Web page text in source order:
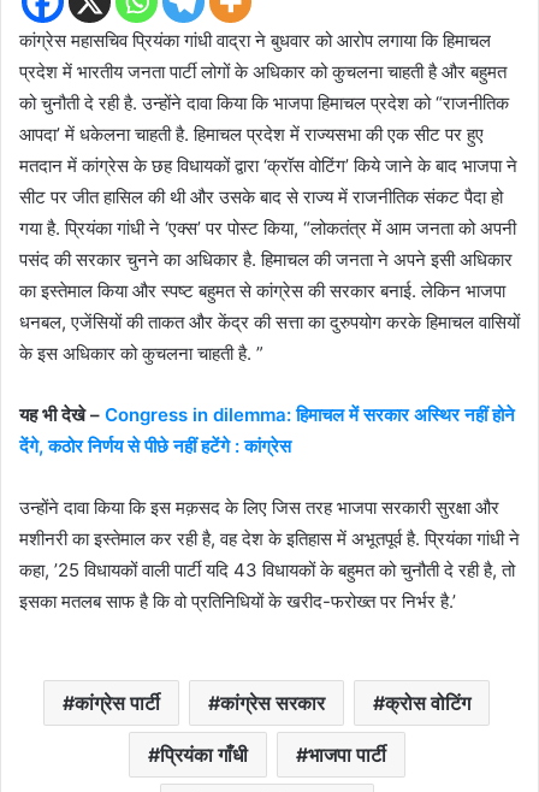
कांग्रेस महासचिव प्रियंका गांधी वाद्रा ने बुधवार को आरोप लगाया कि हिमाचल
प्रदेश में भारतीय जनता पार्टी लोगों के अधिकार को कुचलना चाहती है और बहुमत
को चुनौती दे रही है. उन्होंने दावा किया कि भाजपा हिमाचल प्रदेश को “राजनीतिक
आपदा’ में धकेलना चाहती है. हिमाचल प्रदेश में राज्यसभा की एक सीट पर हुए
मतदान में कांग्रेस के छह विधायकों द्वारा ‘क्रॉस वोटिंग’ किये जाने के बाद भाजपा ने
सीट पर जीत हासिल की थी और उसके बाद से राज्य में राजनीतिक संकट पैदा हो
गया है. प्रियंका गांधी ने ‘एक्स’ पर पोस्ट किया, “लोकतंत्र में आम जनता को अपनी
पसंद की सरकार चुनने का अधिकार है. हिमाचल की जनता ने अपने इसी अधिकार
का इस्तेमाल किया और स्पष्ट बहुमत से कांग्रेस की सरकार बनाई. लेकिन भाजपा
धनबल, एजेंसियों की ताकत और केंद्र की सत्ता का दुरुपयोग करके हिमाचल वासियों
के इस अधिकार को कुचलना चाहती है. ”
यह भी देखे – Congress in dilemma: हिमाचल में सरकार अस्थिर नहीं होने
देंगे, कठोर निर्णय से पीछे नहीं हटेंगे : कांग्रेस
उन्होंने दावा किया कि इस मक़सद के लिए जिस तरह भाजपा सरकारी सुरक्षा और
मशीनरी का इस्तेमाल कर रही है, वह देश के इतिहास में अभूतपूर्व है. प्रियंका गांधी ने
कहा, ’25 विधायकों वाली पार्टी यदि 43 विधायकों के बहुमत को चुनौती दे रही है, तो
इसका मतलब साफ है कि वो प्रतिनिधियों के खरीद-फरोख्त पर निर्भर है.’
कांग्रेस पार्टी कांग्रेस सरकार क्रोस वोटिंग
प्रियंका गाँधी भाजपा पार्टी